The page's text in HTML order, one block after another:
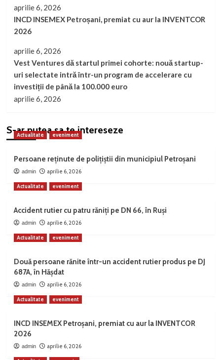
aprilie 6, 2026
INCD INSEMEX Petroșani, premiat cu aur la INVENTCOR
2026
aprilie 6, 2026
Vest Ventures dă startul primei cohorte: nouă startup-
uri selectate intră într-un program de accelerare cu
investiții de până la 100.000 euro
aprilie 6, 2026
S-ar putea sa te intereseze
Actualitate eveniment
Persoane reținute de polițiștii din municipiul Petroșani
admin aprilie 6, 2026
Actualitate eveniment
Accident rutier cu patru răniți pe DN 66, în Ruși
admin aprilie 6, 2026
Actualitate eveniment
Două persoane rănite într-un accident rutier produs pe DJ
687A, în Hășdat
admin aprilie 6, 2026
Actualitate eveniment
INCD INSEMEX Petroșani, premiat cu aur la INVENTCOR
2026
admin aprilie 6, 2026